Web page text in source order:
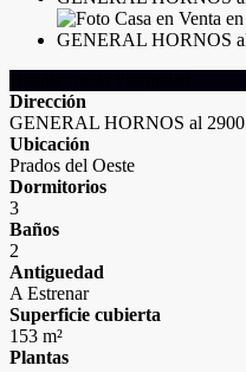
Dirección
GENERAL HORNOS al 2900
Ubicación
Prados del Oeste
Dormitorios
3
Baños
2
Antiguedad
A Estrenar
Superficie cubierta
153 m²
Plantas